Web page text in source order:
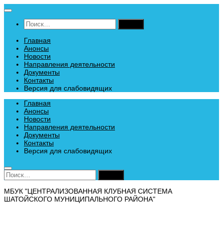
Перейти
содержимому
Найти:
Главная
Анонсы
Новости
Направления деятельности
Документы
Контакты
Версия для слабовидящих
Главная
Анонсы
Новости
Направления деятельности
Документы
Контакты
Версия для слабовидящих
Найти:
МБУК "ЦЕНТРАЛИЗОВАННАЯ КЛУБНАЯ СИСТЕМА
ШАТОЙСКОГО МУНИЦИПАЛЬНОГО РАЙОНА"